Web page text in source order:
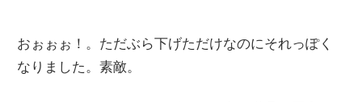
おぉぉぉ！。ただぶら下げただけなのにそれっぽく
なりました。素敵。